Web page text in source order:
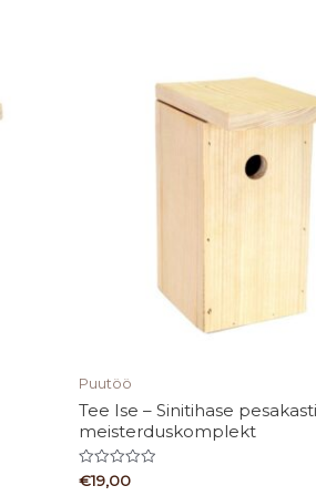
Puutöö
Tee Ise – Sinitihase pesakasti
meisterduskomplekt
Hinnanguga
0
€19,00